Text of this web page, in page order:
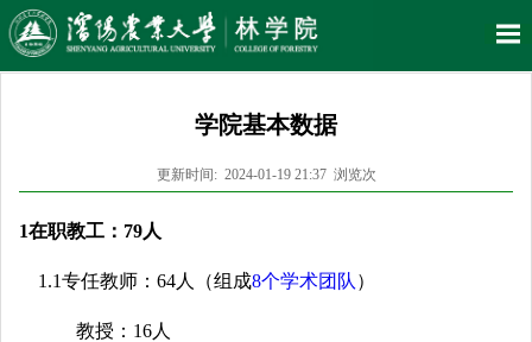
学院基本数据
更新时间: 2024-01-19 21:37 浏览次
1在职教工：79人
1.1专任教师：64人（组成8个学术团队 ）
教授：16人